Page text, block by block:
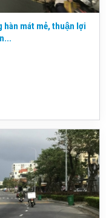
hàn mát mẻ, thuận lợi